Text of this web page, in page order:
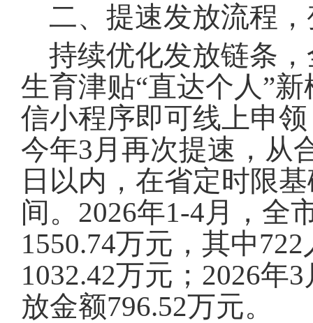
二、提速发放流程，
持续优化发放链条
生育津贴“直达个人”
信小程序即可线上申
今年3月再次提速，从
日以内，在省定时限
间。2026年1-4月，全
1550.74万元，其中
1032.42万元；2026年
放金额796.52万元。